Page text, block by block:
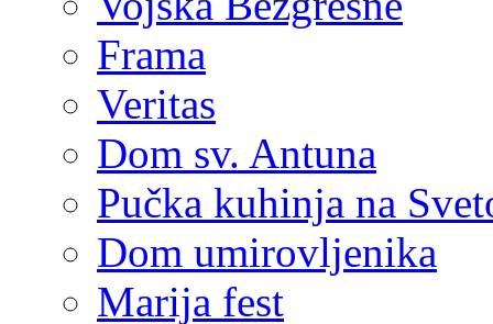
Frama
Veritas
Dom sv. Antuna
Pučka kuhinja na
Dom umirovljenika
Marija fest